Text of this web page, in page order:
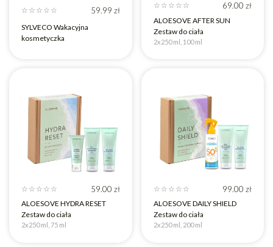
☆ ☆ ☆ ☆ ☆ 59.99 zł
SYLVECO Wakacyjna
kosmetyczka
☆ ☆ ☆ ☆ ☆ 69.00 zł
ALOESOVE AFTER SUN
Zestaw do ciała
2x250 ml, 100 ml
☆ ☆ ☆ ☆ ☆ 59.00 zł
ALOESOVE HYDRA RESET
Zestaw do ciała
2x250 ml, 75 ml
☆ ☆ ☆ ☆ ☆ 99.00 zł
ALOESOVE DAILY SHIELD
Zestaw do ciała
2x250 ml, 200 ml